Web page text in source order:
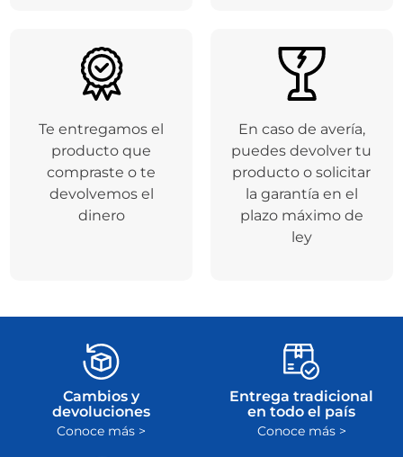
Te entregamos el
producto que
compraste o te
devolvemos el
dinero
En caso de avería,
puedes devolver tu
producto o solicitar
la garantía en el
plazo máximo de
ley
Cambios y
devoluciones
Conoce más >
Entrega tradicional
en todo el país
Conoce más >